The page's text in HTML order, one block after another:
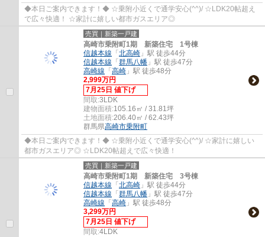
◆本日ご案内できます！◆ ☆乗附小近くで通学安心(^^)/ ☆LDK20帖超え
で広々快適！ ☆家計に嬉しい都市ガスエリア◎
売買｜新築一戸建
高崎市乗附町1期 新築住宅 1号棟
信越本線 「 北高崎 」駅 徒歩44分
信越本線 「 群馬八幡 」駅 徒歩47分
高崎線 「 高崎 」駅 徒歩48分
2,999万円
7月25日 値下げ
間取:3LDK
建物面積:105.16㎡ / 31.81坪
土地面積:206.40㎡ / 62.43坪
群馬県高崎市乗附町
◆本日ご案内できます！◆ ☆乗附小近くで通学安心(^^)/ ☆家計に嬉しい
都市ガスエリア◎ ☆LDK20帖超えで広々快適！
売買｜新築一戸建
高崎市乗附町1期 新築住宅 3号棟
信越本線 「 北高崎 」駅 徒歩44分
信越本線 「 群馬八幡 」駅 徒歩47分
高崎線 「 高崎 」駅 徒歩48分
3,299万円
7月25日 値下げ
間取:4LDK